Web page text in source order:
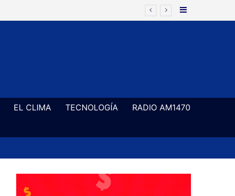
Barra Lateral
EL CLIMA TECNOLOGÍA
RADIO AM1470